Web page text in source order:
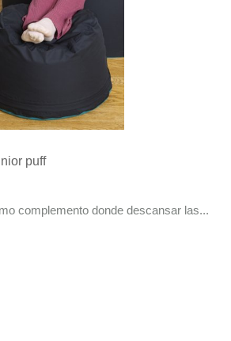
puff
complemento donde descansar las...